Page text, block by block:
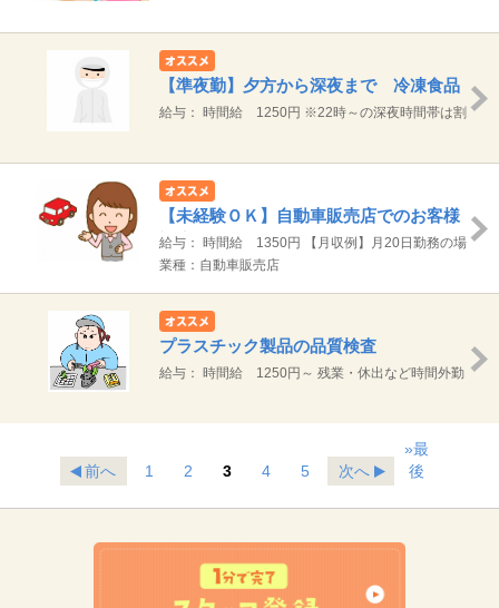
なし 昇給 前年度実績 1.7％～3.0％
【準夜勤】夕方から深夜まで 冷凍食品
の製造ライン作業
給与： 時間給 1250円 ※22時～の深夜時間帯は割
【未経験ＯＫ】自動車販売店でのお客様
対応、営業サポート業務
給与： 時間給 1350円 【月収例】月20日勤務の場
合 約22万円（1350円×7.5H）×20日＋残業10H
業種：自動車販売店
プラスチック製品の品質検査
給与： 時間給 1250円～ 残業・休出など時間外勤
前へ 1 2 3 4 5 次へ
»最
後